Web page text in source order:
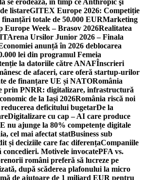
se erodează, în timp ce Anthropic şi
listareGITEX Europe 2026: Competiție
totale de 50.000 EURMarketing
Europe Week – Brasov 2026Realitatea
Arena Ursilor Junior 2026 – Finala
anunță în 2026 deblocarea
lei din programul Femeia
la datoriile către ANAFÎnscrieri
de afaceri, care oferă startup-urilor
de finanțare UE și NATORomânia
prin PNRR: digitalizare, infrastructură
de la Iași 2026România riscă noi
deficitului bugetarDe la
Digitalizare cu cap – AI care produce
nu ajunge la 80% competențe digitale
cel mai afectat statBusiness sub
și deciziile care fac diferențaCompaniile
concedieri. Motivele invocatePFA vs.
români preferă să lucreze pe
după scăderea plafonului la micro
de ajutoare de 1 miliard EUR pentru